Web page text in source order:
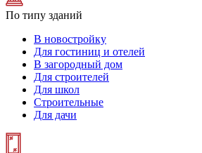
По типу зданий
В новостройку
Для гостиниц и отелей
В загородный дом
Для строителей
Для школ
Строительные
Для дачи